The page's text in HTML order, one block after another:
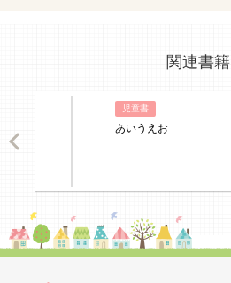
関連書籍
児童書
あいうえお